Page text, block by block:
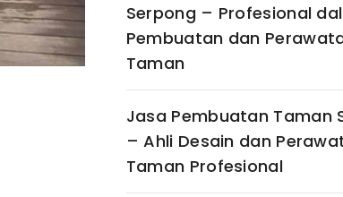
Serpong – Profesional
Pembuatan dan
Taman
Jasa Pembuatan Taman
– Ahli Desain dan
Taman Profesional